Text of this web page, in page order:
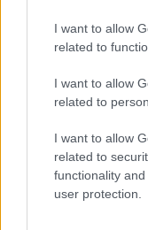
I want to allow
related to
I want to allow
related to
I want to allow
related to
functionality
user protection.
Facebook
Instagram
Twitter
RSS